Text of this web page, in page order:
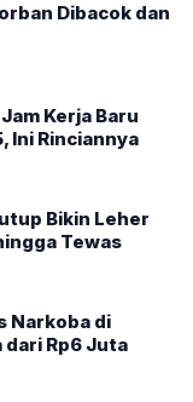
Dibacok dan
Kerja Baru
Ini Rinciannya
Bikin Leher
Tewas
Narkoba di
dari Rp6 Juta